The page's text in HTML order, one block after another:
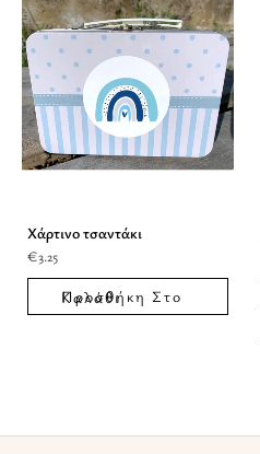
Χάρτινο τσαντάκι
€3.25
Προσθήκη Στο Καλάθι